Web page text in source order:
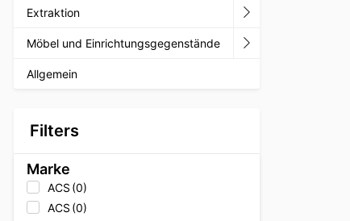
Extraktion
Möbel und Einrichtungsgegenstände
Allgemein
Filters
Marke
ACS (0)
ACS (0)